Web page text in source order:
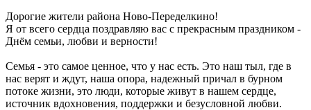
Дорогие жители района Ново-Переделкино!
Я от всего сердца поздравляю вас с прекрасным праздником -
Днём семьи, любви и верности!
Семья - это самое ценное, что у нас есть. Это наш тыл, где в
нас верят и ждут, наша опора, надежный причал в бурном
потоке жизни, это люди, которые живут в нашем сердце,
источник вдохновения, поддержки и безусловной любви.